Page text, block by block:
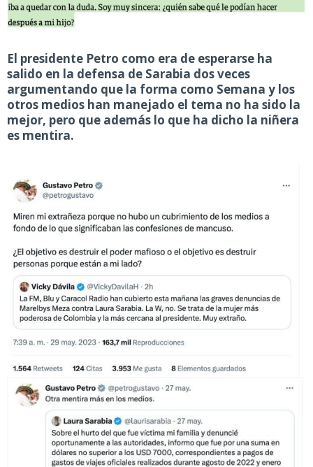
El presidente Petro como era de esperarse ha
salido en la defensa de Sarabia dos veces
argumentando que la forma como Semana y los
otros medios han manejado el tema no ha sido la
mejor, pero que además lo que ha dicho la niñera
es mentira.